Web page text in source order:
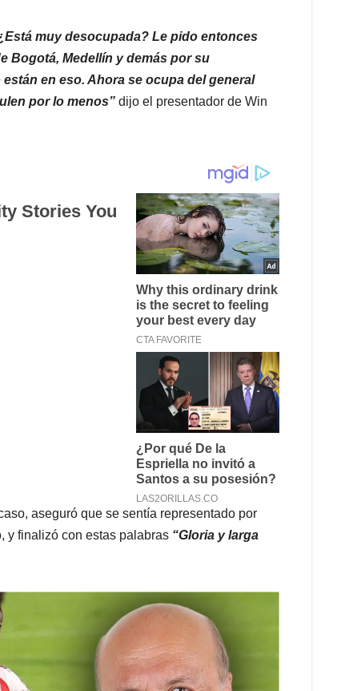
muy desocupada? Le pido entonces
Bogotá, Medellín y demás por su
en eso. Ahora se ocupa del general
por lo menos” dijo el presentador de Win
aseguró que se sentía representado por
y finalizó con estas palabras “Gloria y larga